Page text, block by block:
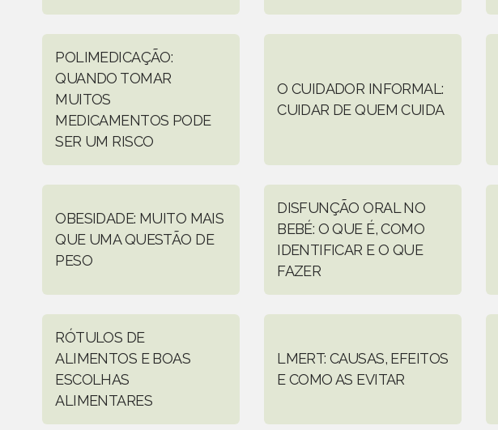
POLIMEDICAÇÃO:
QUANDO TOMAR
MUITOS
MEDICAMENTOS PODE
SER UM RISCO
O CUIDADOR INFORMAL:
CUIDAR DE QUEM CUIDA
OBESIDADE: MUITO MAIS
QUE UMA QUESTÃO DE
PESO
DISFUNÇÃO ORAL NO
BEBÉ: O QUE É, COMO
IDENTIFICAR E O QUE
FAZER
RÓTULOS DE
ALIMENTOS E BOAS
ESCOLHAS
ALIMENTARES
LMERT: CAUSAS, EFEITOS
E COMO AS EVITAR